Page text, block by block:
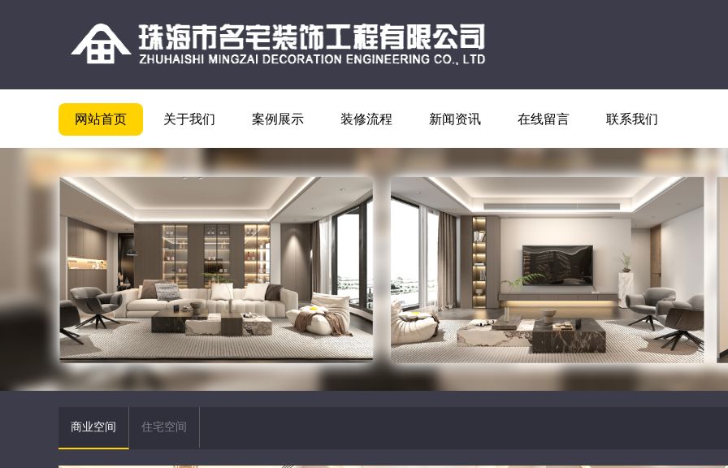
网站首页 关于我们 案例展示 装修流程 新闻资讯 在线留言 联系我们
商业空间 住宅空间